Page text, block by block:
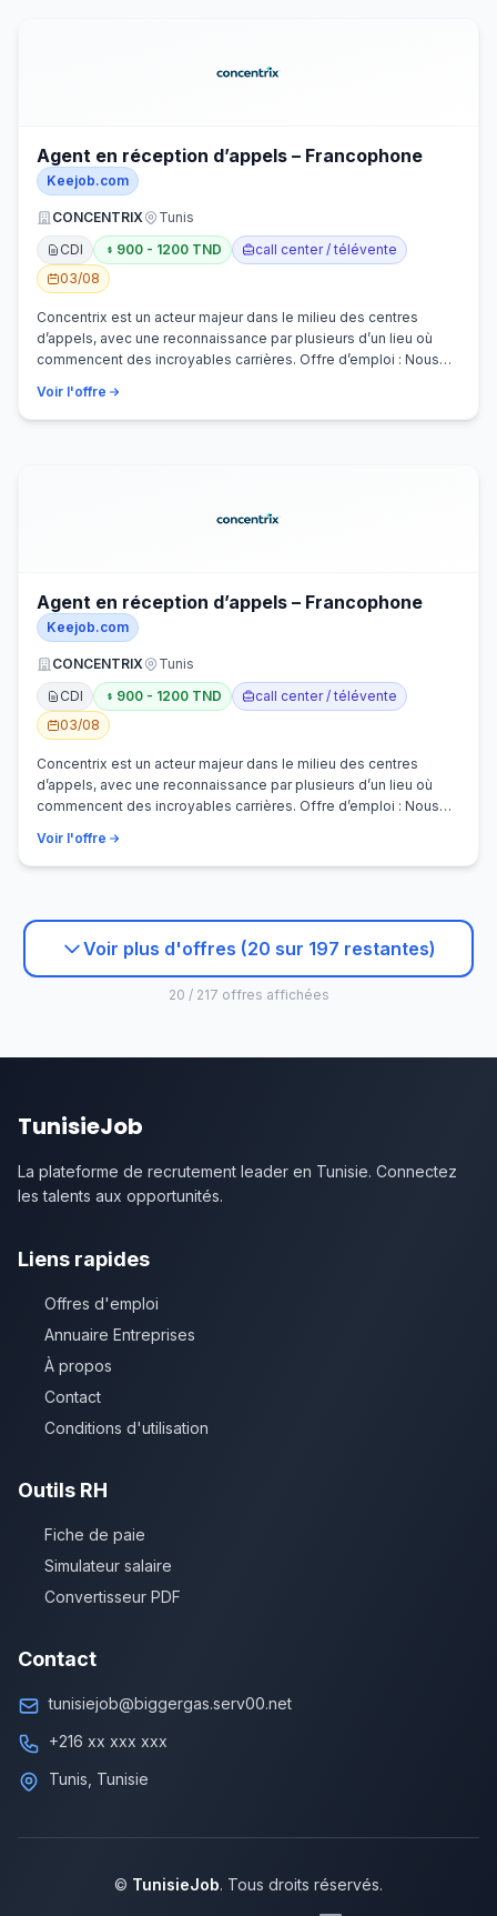
Agent en réception d’appels – Francophone
Keejob.com
CONCENTRIX
Tunis
CDI
900 - 1200 TND
call center / télévente
03/08
Concentrix est un acteur majeur dans le milieu des centres
d’appels, avec une reconnaissance par plusieurs d’un lieu où
commencent des incroyables carrières. Offre d’emploi : Nous
Voir l'offre
Agent en réception d’appels – Francophone
Keejob.com
CONCENTRIX
Tunis
CDI
900 - 1200 TND
call center / télévente
03/08
Concentrix est un acteur majeur dans le milieu des centres
d’appels, avec une reconnaissance par plusieurs d’un lieu où
commencent des incroyables carrières. Offre d’emploi : Nous
Voir l'offre
Voir plus d'offres (20 sur 197 restantes)
20 / 217 offres affichées
TunisieJob
La plateforme de recrutement leader en Tunisie. Connectez
les talents aux opportunités.
Liens rapides
Offres d'emploi
Annuaire Entreprises
À propos
Contact
Conditions d'utilisation
Outils RH
Fiche de paie
Simulateur salaire
Convertisseur PDF
Contact
tunisiejob@biggergas.serv00.net
+216 xx xxx xxx
Tunis, Tunisie
© TunisieJob. Tous droits réservés.